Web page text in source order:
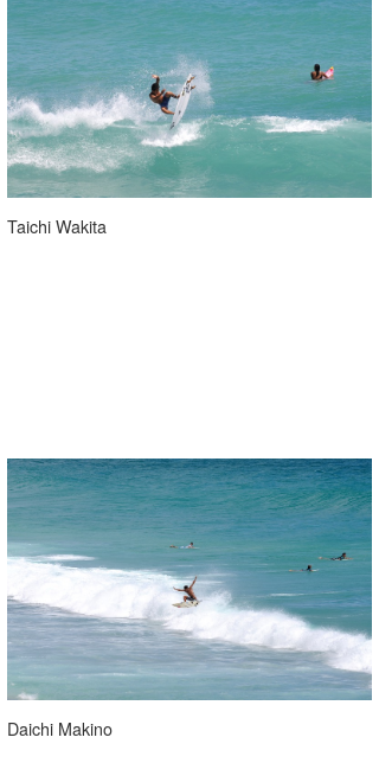
Taichi Wakita
Daichi Makino